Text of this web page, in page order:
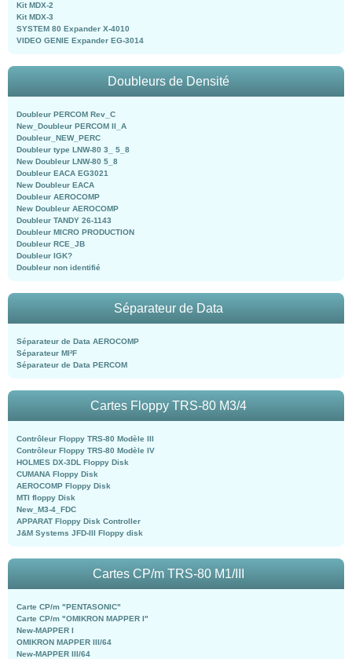
Kit MDX-2
Kit MDX-3
SYSTEM 80 Expander X-4010
VIDEO GENIE Expander EG-3014
Doubleurs de Densité
Doubleur PERCOM Rev_C
New_Doubleur PERCOM II_A
Doubleur_NEW_PERC
Doubleur type LNW-80 3_ 5_8
New Doubleur LNW-80 5_8
Doubleur EACA EG3021
New Doubleur EACA
Doubleur AEROCOMP
New Doubleur AEROCOMP
Doubleur TANDY 26-1143
Doubleur MICRO PRODUCTION
Doubleur RCE_JB
Doubleur IGK?
Doubleur non identifié
Séparateur de Data
Séparateur de Data AEROCOMP
Séparateur MI²F
Séparateur de Data PERCOM
Cartes Floppy TRS-80 M3/4
Contrôleur Floppy TRS-80 Modèle III
Contrôleur Floppy TRS-80 Modèle IV
HOLMES DX-3DL Floppy Disk
CUMANA Floppy Disk
AEROCOMP Floppy Disk
MTI floppy Disk
New_M3-4_FDC
APPARAT Floppy Disk Controller
J&M Systems JFD-III Floppy disk
Cartes CP/m TRS-80 M1/III
Carte CP/m "PENTASONIC"
Carte CP/m "OMIKRON MAPPER I"
New-MAPPER I
OMIKRON MAPPER III/64
New-MAPPER III/64